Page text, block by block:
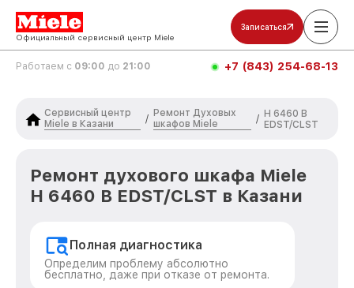
Официальный сервисный центр Miele
Записаться
Работаем с 09:00 до 21:00 +7 (843) 254-68-13
Сервисный центр
Miele в Казани
/
Ремонт Духовых
шкафов Miele
/ H 6460 B
EDST/CLST
Ремонт духового шкафа Miele
H 6460 B EDST/CLST в Казани
Полная диагностика
Определим проблему абсолютно
бесплатно, даже при отказе от ремонта.